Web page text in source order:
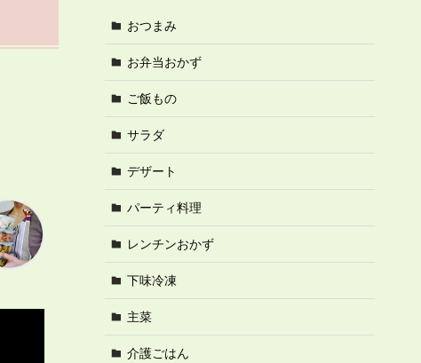
おつまみ
お弁当おかず
ご飯もの
サラダ
デザート
パーティ料理
レンチンおかず
下味冷凍
主菜
介護ごはん